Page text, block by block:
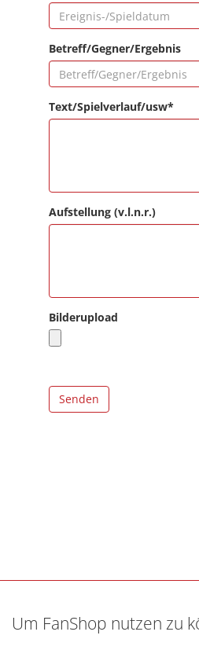
Betreff/Gegner/Ergebnis
Text/Spielverlauf/usw*
Aufstellung (v.l.n.r.)
Bilderupload
Senden
Um FanShop nutzen zu